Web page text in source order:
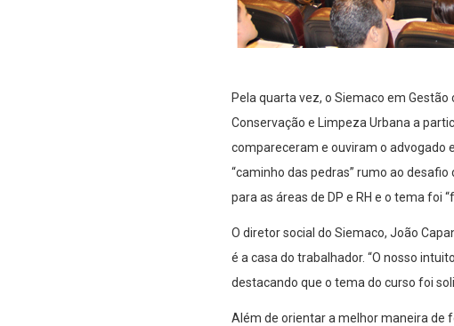
Pela quarta vez, o Siemaco em
Conservação e Limpeza Urbana a
compareceram e ouviram o advogado
“caminho das pedras” rumo ao
para as áreas de DP e RH e o tema foi
O diretor social do Siemaco, João
é a casa do trabalhador. “O nosso
destacando que o tema do curso foi
Além de orientar a melhor maneira de